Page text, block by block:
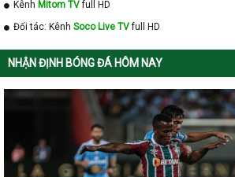
Kênh Mitom TVfull HD
Đối tác: Kênh Soco Live TVfull HD
NHẬN ĐỊNH BÓNG ĐÁ HÔM NAY